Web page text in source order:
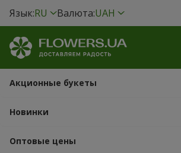
Язык:RU Валюта:UAH
Акционные букеты
Новинки
Оптовые цены